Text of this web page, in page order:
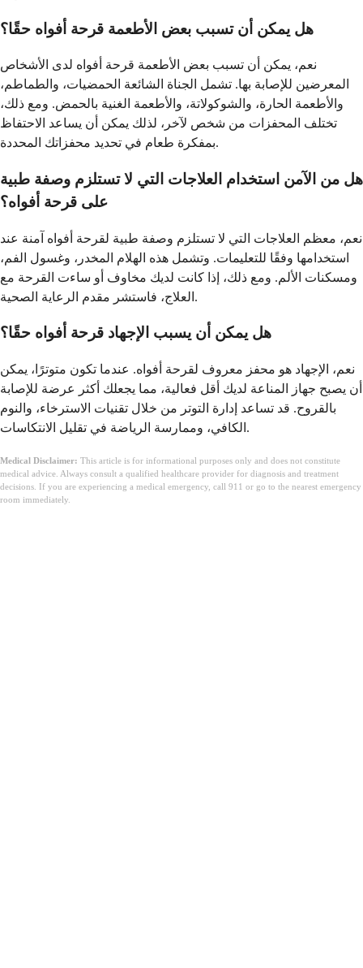
هل يمكن أن تسبب بعض الأطعمة قرحة أفواه حقًا؟
نعم، يمكن أن تسبب بعض الأطعمة قرحة أفواه لدى الأشخاص
المعرضين للإصابة بها. تشمل الجناة الشائعة الحمضيات، والطماطم،
والأطعمة الحارة، والشوكولاتة، والأطعمة الغنية بالحمض. ومع ذلك،
تختلف المحفزات من شخص لآخر، لذلك يمكن أن يساعد الاحتفاظ
بمفكرة طعام في تحديد محفزاتك المحددة.
هل من الآمن استخدام العلاجات التي لا تستلزم وصفة طبية
على قرحة أفواه؟
نعم، معظم العلاجات التي لا تستلزم وصفة طبية لقرحة أفواه آمنة عند
استخدامها وفقًا للتعليمات. وتشمل هذه الهلام المخدر، وغسول الفم،
ومسكنات الألم. ومع ذلك، إذا كانت لديك مخاوف أو ساءت القرحة مع
العلاج، فاستشر مقدم الرعاية الصحية.
هل يمكن أن يسبب الإجهاد قرحة أفواه حقًا؟
نعم، الإجهاد هو محفز معروف لقرحة أفواه. عندما تكون متوترًا، يمكن
أن يصبح جهاز المناعة لديك أقل فعالية، مما يجعلك أكثر عرضة للإصابة
بالقروح. قد تساعد إدارة التوتر من خلال تقنيات الاسترخاء، والنوم
الكافي، وممارسة الرياضة في تقليل الانتكاسات.
Medical Disclaimer: This article is for informational purposes only and does not constitute
medical advice. Always consult a qualified healthcare provider for diagnosis and treatment
decisions. If you are experiencing a medical emergency, call 911 or go to the nearest emergency
room immediately.